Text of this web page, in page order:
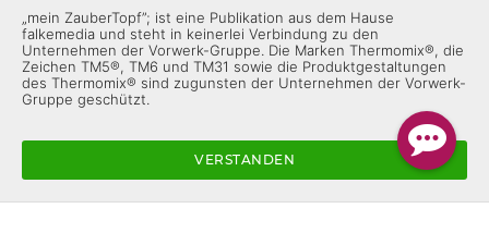
des "Thermomix®" sind eingetragene Marken der Unternehmen
der Vorwerk-Gruppe. Die Marken Thermomix®, die Zeichen TM5®,
TM6 und TM31 sowie die Produktgestaltungen des Thermomix®
sind zugunsten der Unternehmen der Vorwerk-Gruppe
geschützt. Für die Rezeptangaben in "ZauberTopf" ist
„mein ZauberTopf”; ist eine Publikation aus dem Hause
falkemedia und steht in keinerlei Verbindung zu den
Unternehmen der Vorwerk-Gruppe. Die Marken Thermomix®, die
Zeichen TM5®, TM6 und TM31 sowie die Produktgestaltungen
des Thermomix® sind zugunsten der Unternehmen der Vorwerk-
Gruppe geschützt.
VERSTANDEN